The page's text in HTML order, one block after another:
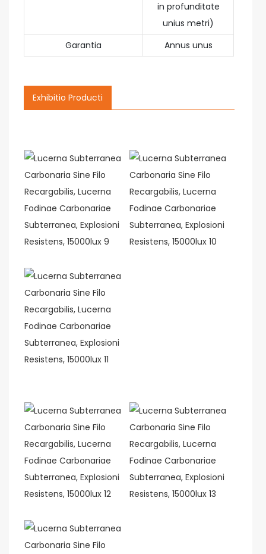
in profunditate
unius metri)
Garantia
Annus unus
Exhibitio Producti